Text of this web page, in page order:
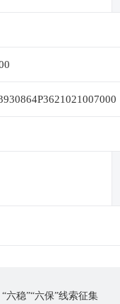
“六稳”“六保”线索征集